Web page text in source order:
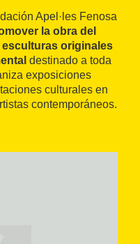
Apel·les Fenosa
la obra del
esculturas originales
destinado a toda
exposiciones
culturales en
contemporáneos.